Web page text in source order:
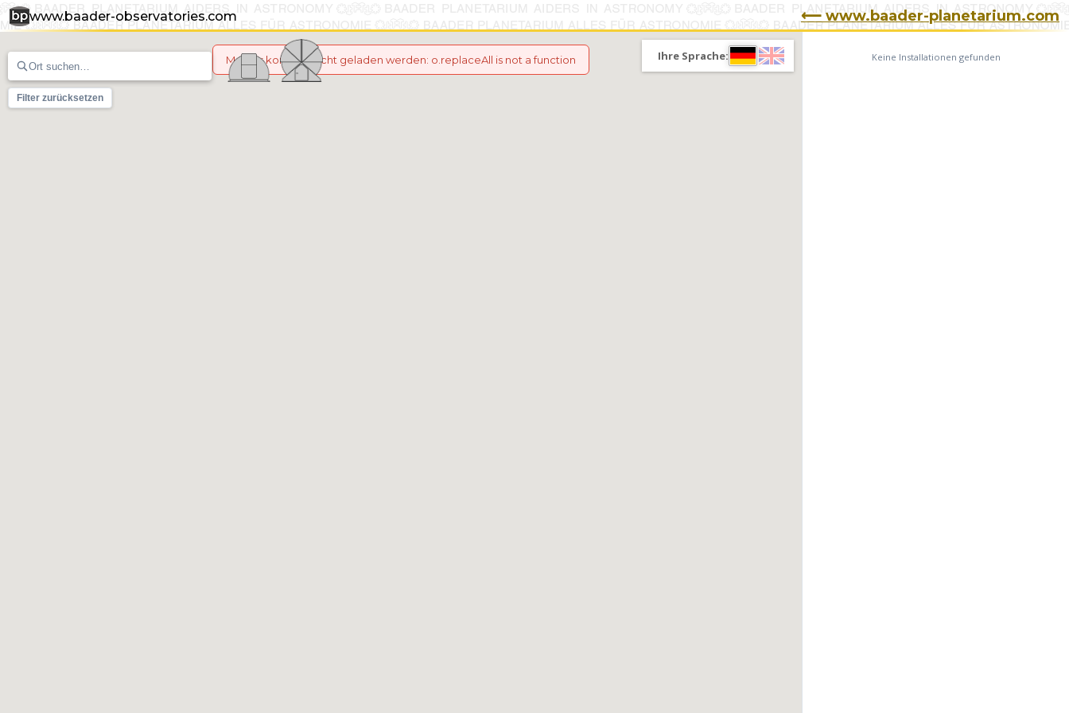
www.baader-observatories.com ⟵ www.baader-planetarium.com
Marker konnten nicht geladen werden: o.replaceAll is not a function
Filter zurücksetzen
Ihre Sprache: Keine Installationen gefunden